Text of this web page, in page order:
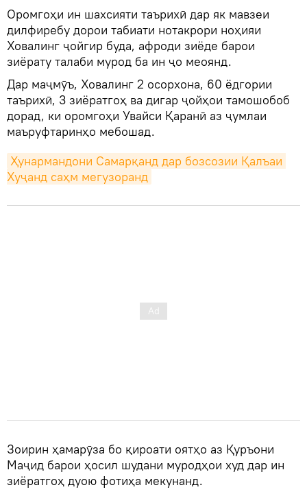
Оромгоҳи ин шахсияти таърихӣ дар як мавзеи
дилфиребу дорои табиати нотакрори ноҳияи
Ховалинг ҷойгир буда, афроди зиёде барои
зиёрату талаби мурод ба ин ҷо меоянд.
Дар маҷмӯъ, Ховалинг 2 осорхона, 60 ёдгории
таърихӣ, 3 зиёратгоҳ ва дигар ҷойҳои тамошобоб
дорад, ки оромгоҳи Увайси Қаранӣ аз ҷумлаи
маъруфтаринҳо мебошад.
Ҳунармандони Самарқанд дар бозсозии Қалъаи
Хуҷанд саҳм мегузоранд
Зоирин ҳамарӯза бо қироати оятҳо аз Қуръони
Маҷид барои ҳосил шудани муродҳои худ дар ин
зиёратгоҳ дуою фотиҳа мекунанд.